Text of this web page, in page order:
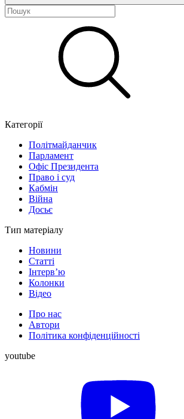
Категорії
Політмайданчик
Парламент
Офіс Президента
Право і суд
Кабмін
Війна
Досьє
Тип матеріалу
Новини
Статті
Інтерв’ю
Колонки
Відео
Про нас
Автори
Політика конфіденційності
youtube